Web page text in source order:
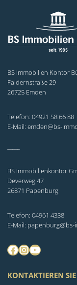
BS Immobilien Kontor
Faldernstraße 29
26725 Emden
Telefon: 04921 58 66 88
E-Mail: emden@bs-
BS Immobilienkontor
Deverweg 47
26871 Papenburg
Telefon: 04961 4338
E-Mail:
Facebook
Instagram
YouTube
KONTAKTIEREN